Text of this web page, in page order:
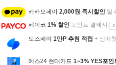
카카오페이 2,000원 즉시할인 일
페이코 1% 할인 포인트 결제시
토스페이 1만P 추첨 적립 + 생애
예스24 현대카드 1~3% YES포인